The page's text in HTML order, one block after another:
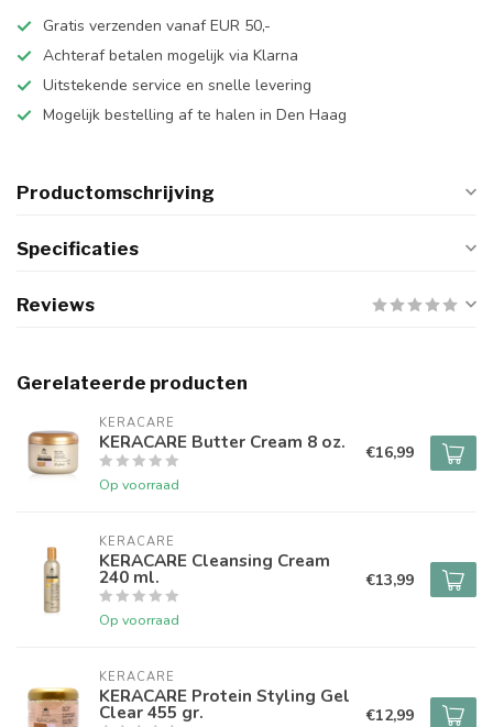
Gratis verzenden vanaf EUR 50,-
Achteraf betalen mogelijk via Klarna
Uitstekende service en snelle levering
Mogelijk bestelling af te halen in Den Haag
Productomschrijving
Specificaties
Reviews
Gerelateerde producten
KERACARE
KERACARE Butter Cream 8 oz.
Op voorraad
€16,99
KERACARE
KERACARE Cleansing Cream
240 ml.
Op voorraad
€13,99
KERACARE
KERACARE Protein Styling Gel
Clear 455 gr. €12,99